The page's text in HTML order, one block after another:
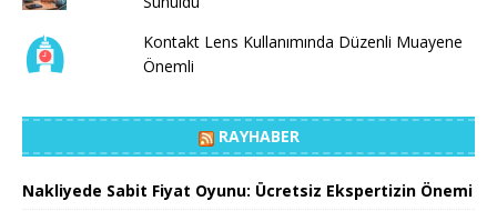
Kontakt Lens Kullanımında Düzenli Muayene
Önemli
RAYHABER
Nakliyede Sabit Fiyat Oyunu: Ücretsiz Ekspertizin Önemi